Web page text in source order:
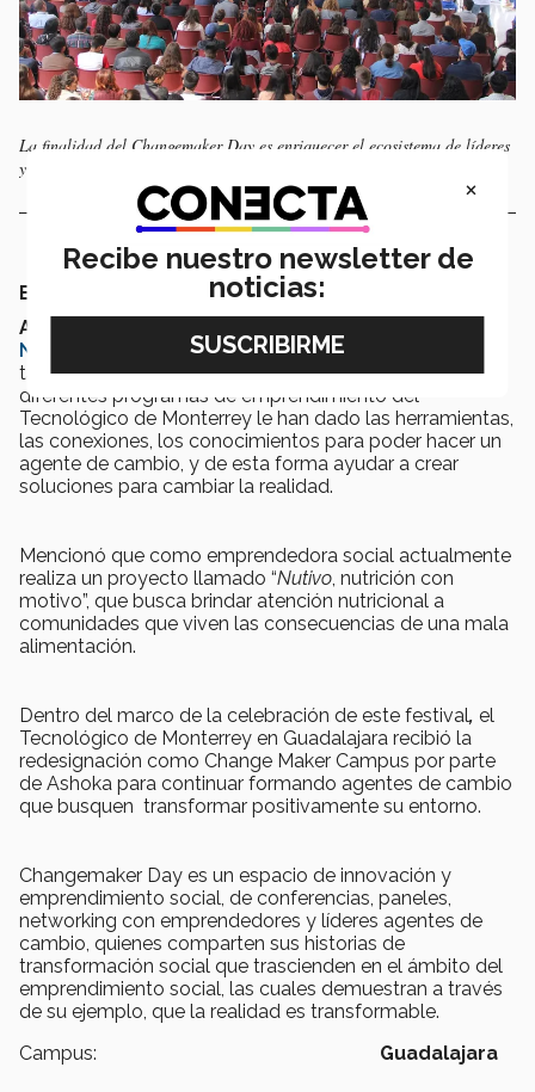
La finalidad del Changemaker Day es enriquecer el ecosistema de líderes
y emprendedores sociales.
Estudiantes: agentes de cambio
Andrea Ruiz Martínez
Nutrición y Bienestar Integral(LNB), confirmó que
tanto el Festival Changemaker day, así como los
diferentes programas de emprendimiento del
Tecnológico de Monterrey le han dado las herramientas,
las conexiones, los conocimientos para poder hacer un
agente de cambio, y de esta forma ayudar a crear
soluciones para cambiar la realidad.
Mencionó que como emprendedora social actualmente
realiza un proyecto llamado “Nutivo, nutrición con
motivo”, que busca brindar atención nutricional a
comunidades que viven las consecuencias de una mala
alimentación.
Dentro del marco de la celebración de este festival, el
Tecnológico de Monterrey en Guadalajara recibió la
redesignación como Change Maker Campus por parte
de Ashoka para continuar formando agentes de cambio
que busquen transformar positivamente su entorno.
Changemaker Day es un espacio de innovación y
emprendimiento social, de conferencias, paneles,
networking con emprendedores y líderes agentes de
cambio, quienes comparten sus historias de
transformación social que trascienden en el ámbito del
emprendimiento social, las cuales demuestran a través
de su ejemplo, que la realidad es transformable.
Campus:
Guadalajara
×
Recibe nuestro newsletter de
noticias: